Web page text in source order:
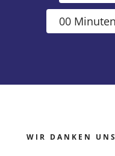
00 Minuten
WIR DANKEN